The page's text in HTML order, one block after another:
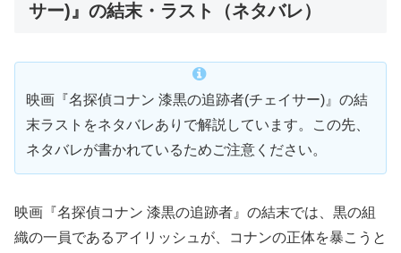
サー)』の結末・ラスト（ネタバレ）
映画『名探偵コナン 漆黒の追跡者(チェイサー)』の結
末ラストをネタバレありで解説しています。この先、
ネタバレが書かれているためご注意ください。
映画『名探偵コナン 漆黒の追跡者』の結末では、黒の組
織の一員であるアイリッシュが、コナンの正体を暴こうと